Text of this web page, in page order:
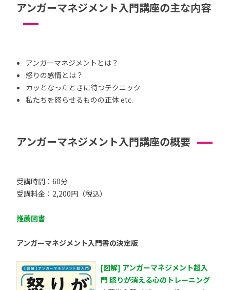
アンガーマネジメント入門講座の主な内容
アンガーマネジメントとは？
怒りの感情とは？
カッとなったときに待つテクニック
私たちを怒らせるものの正体 etc.
アンガーマネジメント入門講座の概要
受講時間：60分
受講料金：2,200円（税込）
推薦図書
アンガーマネジメント入門書の決定版
[図解] アンガーマネジメント超入
門 怒りが消える心のトレーニング